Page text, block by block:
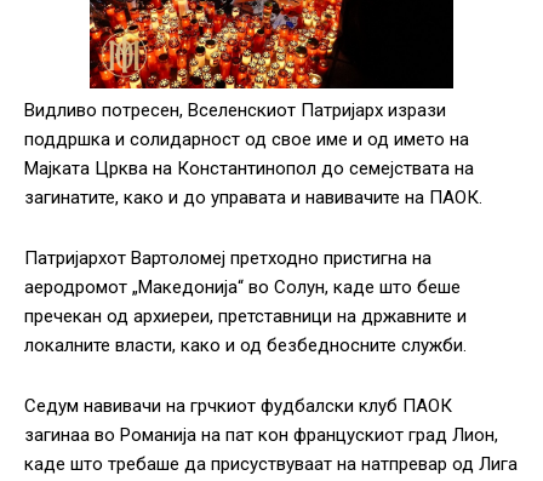
Видливо потресен, Вселенскиот Патријарх изрази
поддршка и солидарност од свое име и од името на
Мајката Црква на Константинопол до семејствата на
загинатите, како и до управата и навивачите на ПАОК.
Патријархот Вартоломеј претходно пристигна на
аеродромот „Македонија“ во Солун, каде што беше
пречекан од архиереи, претставници на државните и
локалните власти, како и од безбедносните служби.
Седум навивачи на грчкиот фудбалски клуб ПАОК
загинаа во Романија на пат кон францускиот град Лион,
каде што требаше да присуствуваат на натпревар од Лига